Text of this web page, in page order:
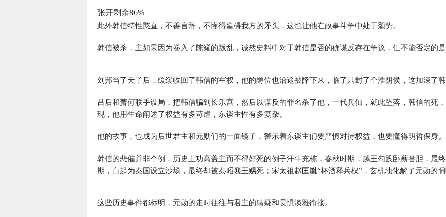
张开剩余86%
此外韩信特性憨直，不善言辞，不懂得窒碍我方的矛头，这也让他在政事斗争中处于颓势。
韩信被杀，主如果因为卷入了陈豨的叛乱，诚然史料中对于韩信是否的确谋反存在争议，但不能否定的
刘邦当了天子后，缓缓收回了韩信的军权，他的爵位也沿途被降下来，临了只封了个淮阴侯，这加深了
吕后和萧何联手设局，把韩信骗到长乐宫，然后以谋反的罪名杀了他，一代兵仙，就此坠落，韩信的死
现，他用生命阐述了权益有多苛虐，东谈主性有多复杂。
他的故事，也成为后世君主和元勋们的一面镜子，警示着东谈主们要严慎对待权益，也要懂得明哲保身。
韩信的悲催并非个例，历史上功高盖主而不得好死的例子汗牛充栋，春秋时期，越王勾践卧薪尝胆，最
期，白起为秦国设立沙场，最终却被秦昭襄王赐死；宋太祖赵匡胤“杯酒释兵权”，玄机地化解了元勋的恫
这些历史事件都标明，元勋的走时往往与君主的猜疑和畏惧淡雅衔接。